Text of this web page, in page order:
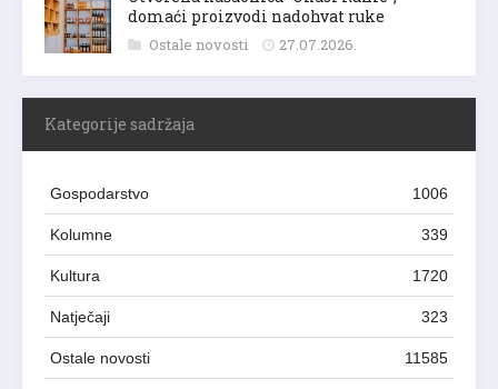
domaći proizvodi nadohvat ruke
Ostale novosti 27.07.2026.
Kategorije sadržaja
Gospodarstvo 1006
Kolumne 339
Kultura 1720
Natječaji 323
Ostale novosti 11585